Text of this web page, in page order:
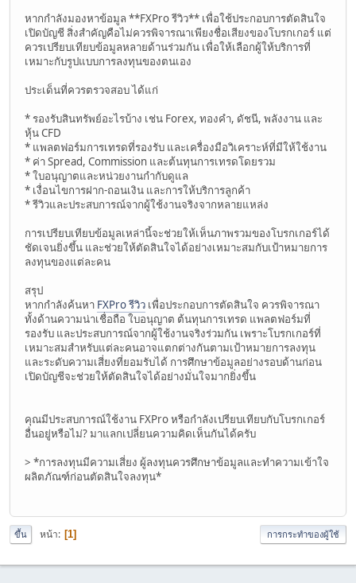
หากกำลังมองหาข้อมูล **FXPro รีวิว** เพื่อใช้ประกอบการตัดสินใจ
เปิดบัญชี สิ่งสำคัญคือไม่ควรพิจารณาเพียงชื่อเสียงของโบรกเกอร์ แต่
ควรเปรียบเทียบข้อมูลหลายด้านร่วมกัน เพื่อให้เลือกผู้ให้บริการที่
เหมาะกับรูปแบบการลงทุนของตนเอง
ประเด็นที่ควรตรวจสอบ ได้แก่
* รองรับสินทรัพย์อะไรบ้าง เช่น Forex, ทองคำ, ดัชนี, พลังงาน และ
หุ้น CFD
* แพลตฟอร์มการเทรดที่รองรับ และเครื่องมือวิเคราะห์ที่มีให้ใช้งาน
* ค่า Spread, Commission และต้นทุนการเทรดโดยรวม
* ใบอนุญาตและหน่วยงานกำกับดูแล
* เงื่อนไขการฝาก-ถอนเงิน และการให้บริการลูกค้า
* รีวิวและประสบการณ์จากผู้ใช้งานจริงจากหลายแหล่ง
การเปรียบเทียบข้อมูลเหล่านี้จะช่วยให้เห็นภาพรวมของโบรกเกอร์ได้
ชัดเจนยิ่งขึ้น และช่วยให้ตัดสินใจได้อย่างเหมาะสมกับเป้าหมายการ
ลงทุนของแต่ละคน
สรุป
หากกำลังค้นหา FXPro รีวิว เพื่อประกอบการตัดสินใจ ควรพิจารณา
ทั้งด้านความน่าเชื่อถือ ใบอนุญาต ต้นทุนการเทรด แพลตฟอร์มที่
รองรับ และประสบการณ์จากผู้ใช้งานจริงร่วมกัน เพราะโบรกเกอร์ที่
เหมาะสมสำหรับแต่ละคนอาจแตกต่างกันตามเป้าหมายการลงทุน
และระดับความเสี่ยงที่ยอมรับได้ การศึกษาข้อมูลอย่างรอบด้านก่อน
เปิดบัญชีจะช่วยให้ตัดสินใจได้อย่างมั่นใจมากยิ่งขึ้น
คุณมีประสบการณ์ใช้งาน FXPro หรือกำลังเปรียบเทียบกับโบรกเกอร์
อื่นอยู่หรือไม่? มาแลกเปลี่ยนความคิดเห็นกันได้ครับ
> *การลงทุนมีความเสี่ยง ผู้ลงทุนควรศึกษาข้อมูลและทำความเข้าใจ
ผลิตภัณฑ์ก่อนตัดสินใจลงทุน*
ขึ้น หน้า 1 การกระทำของผู้ใช้